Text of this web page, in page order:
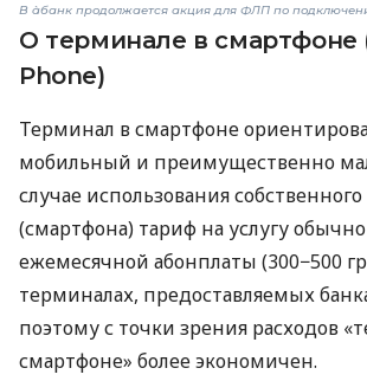
В àбанк продолжается акция для ФЛП по
О терминале в смартфоне
Phone)
Терминал в смартфоне
мобильный и преимущественно
случае использования
(смартфона) тариф на услугу
ежемесячной абонплаты (300−500
терминалах, предоставляемых
поэтому с точки зрения расходов
смартфоне» более экономичен.